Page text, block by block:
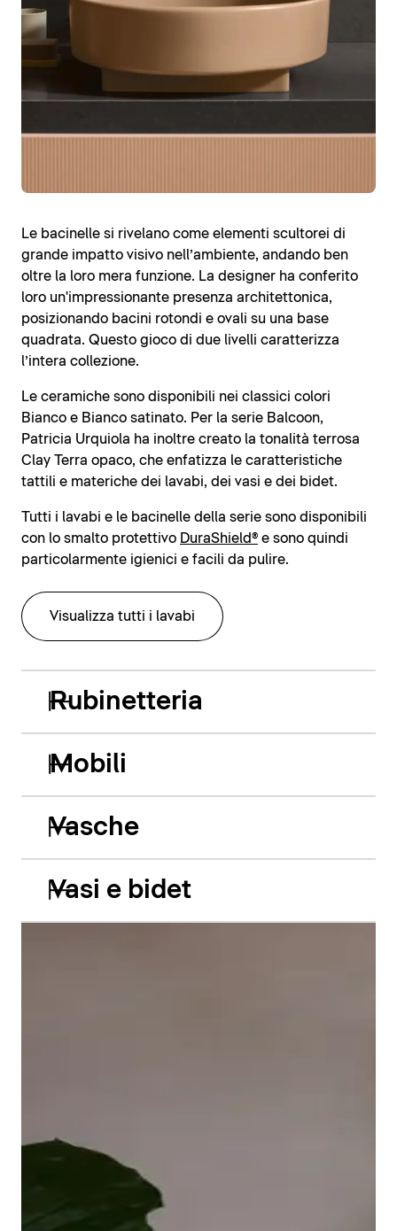
Le bacinelle si rivelano come elementi scultorei di
grande impatto visivo nell’ambiente, andando ben
oltre la loro mera funzione. La designer ha conferito
loro un'impressionante presenza architettonica,
posizionando bacini rotondi e ovali su una base
quadrata. Questo gioco di due livelli caratterizza
l’intera collezione.
Le ceramiche sono disponibili nei classici colori
Bianco e Bianco satinato. Per la serie Balcoon,
Patricia Urquiola ha inoltre creato la tonalità terrosa
Clay Terra opaco, che enfatizza le caratteristiche
tattili e materiche dei lavabi, dei vasi e dei bidet.
Tutti i lavabi e le bacinelle della serie sono disponibili
con lo smalto protettivo DuraShield® e sono quindi
particolarmente igienici e facili da pulire.
Visualizza tutti i lavabi
Rubinetteria
Mobili
Vasche
Le vasche da incasso in acrilico Balcoon riprendono
abilmente il gioco di due livelli e presentano due
caratteristiche estetiche di grande impatto: il bordo
Vasi e bidet